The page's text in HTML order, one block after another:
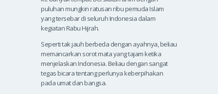
puluhan mungkin ratusan ribu pemuda Islam
yang tersebar di seluruh Indonesia dalam
kegiatan Rabu Hijrah.
Seperti tak jauh berbeda dengan ayahnya, beliau
memancarkan sorot mata yang tajam ketika
menjelaskan Indonesia. Beliau dengan sangat
tegas bicara tentang perlunya keberpihakan
pada umat dan bangsa.